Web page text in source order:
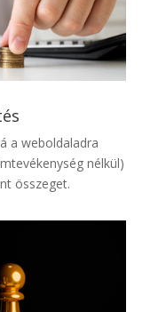
a weboldaladra
nélkül)
összeget.